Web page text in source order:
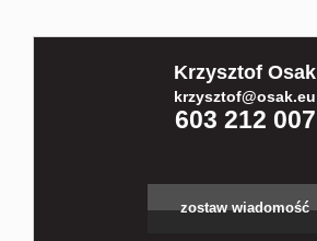
Krzysztof Osak
krzysztof@osak.eu
603 212 007
zostaw wiadomość